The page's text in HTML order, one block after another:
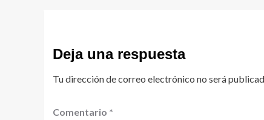
Deja una respuesta
Tu dirección de correo electrónico no será
Comentario *